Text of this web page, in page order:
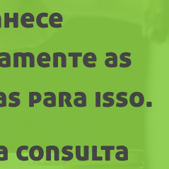
as
para isso.
consulta